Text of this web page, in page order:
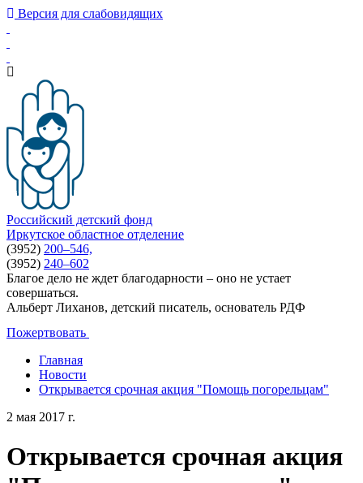
Версия для слабовидящих
Российский детский фонд
Иркутское областное отделение
(3952) 200–546,
(3952) 240–602
Благое дело не ждет благодарности – оно не устает
совершаться.
Альберт Лиханов, детский писатель, основатель РДФ
Пожертвовать
Главная
Новости
Открывается срочная акция "Помощь погорельцам"
2 мая 2017 г.
Открывается срочная акция